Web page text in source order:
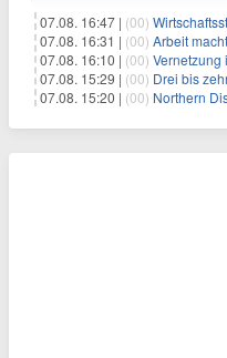
07.08. 16:47 | (00)
07.08. 16:31 | (00) Arbeit
07.08. 16:10 | (00) Vernetzung in
07.08. 15:29 | (00) Drei bis zehn
07.08. 15:20 | (00) Northern Discovery